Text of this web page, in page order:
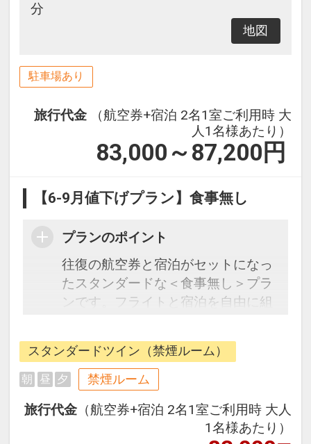
分
地図
駐車場あり
旅行代金
（航空券+宿泊 2名1室ご利用時 大
人1名様あたり）
83,000～87,200 円
【6-9月値下げプラン】食事無し
プランのポイント
往復の航空券と宿泊がセットになっ
たスタンダードな＜食事無し＞プラ
ンです。フライトと宿泊を自由に組
ージだから、一都市滞在はもちろん
周遊旅行にも最適！
旅行期間中の1泊だけの宿泊や延
泊・飛び泊なども自由自在です。
フライトは、安心のJAL（または
JALグループ）確約！フライトマイ
スタンダードツイン（禁煙ルーム）
朝 昼 夕 禁煙ルーム
旅行代金 （航空券+宿泊 2名1室ご利用時 大人
1名様あたり）